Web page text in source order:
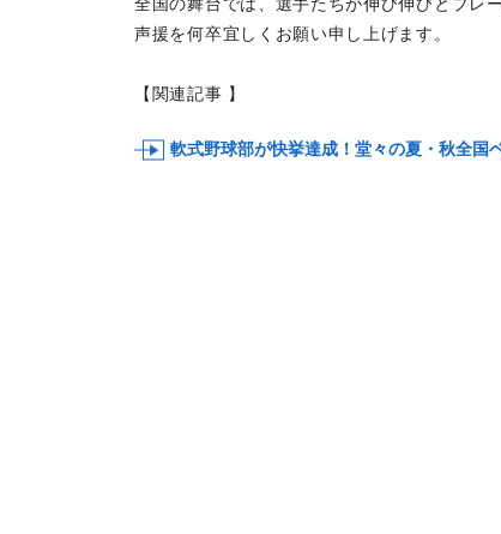
声援を何卒宜しくお願い申し上げます。
【関連記事 】
軟式野球部が快挙達成！堂々の夏・秋全国